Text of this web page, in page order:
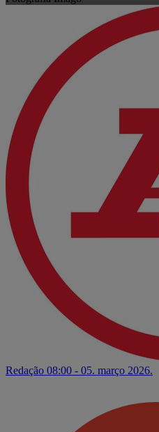
Redação 08:00 - 05. março 2026.